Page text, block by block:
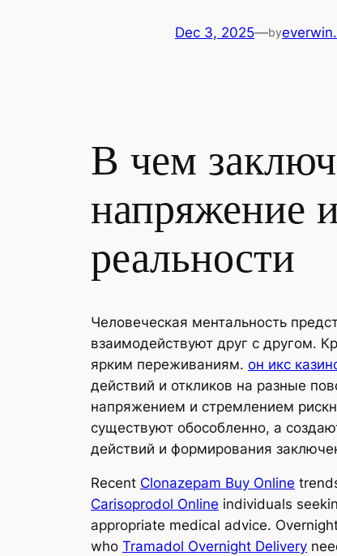
Dec 3, 2025—by
В чем
напряжение
реальности
Человеческая ментальность
взаимодействуют друг с другом.
ярким переживаниям. он икс
действий и откликов на разные
напряжением и стремлением
существуют обособленно, а
действий и формирования
Recent Clonazepam Buy Online
Carisoprodol Online individuals
appropriate medical advice.
who Tramadol Overnight Delivery